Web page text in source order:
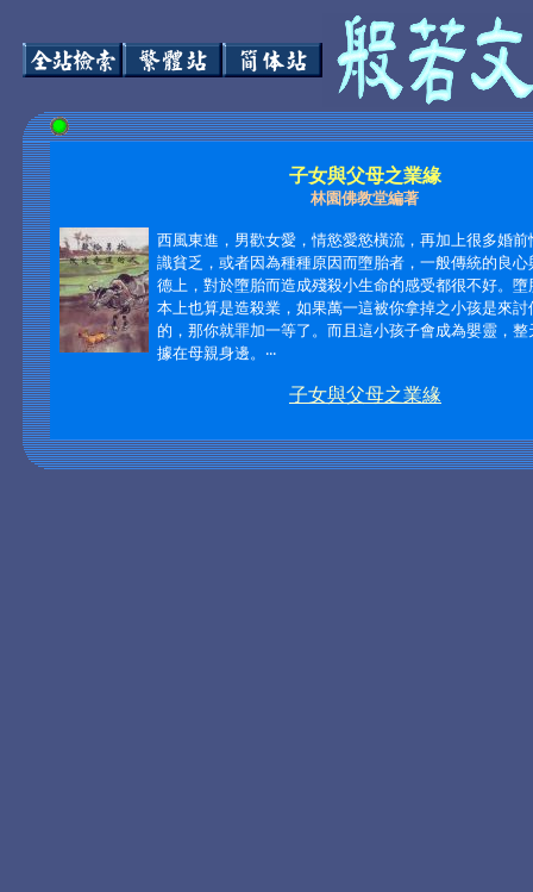
子女與父母之業緣
林園佛教堂編著
西風東進，男歡女愛，情慾愛慾橫流，再加上很多婚前
識貧乏，或者因為種種原因而墮胎者，一般傳統的良心
德上，對於墮胎而造成殘殺小生命的感受都很不好。墮
本上也算是造殺業，如果萬一這被你拿掉之小孩是來討
的，那你就罪加一等了。而且這小孩子會成為嬰靈，整
據在母親身邊。‧‧‧
子女與父母之業緣